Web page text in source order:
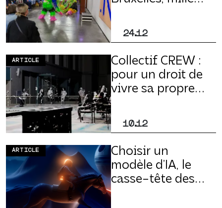
24.12
accords
ARTICLE
10.12
Collectif CREW :
pour un droit de
vivre sa propre
ARTICLE
Choisir un
modèle d’IA, le
casse-tête des